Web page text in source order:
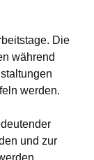
Die
während
werden.
und zur